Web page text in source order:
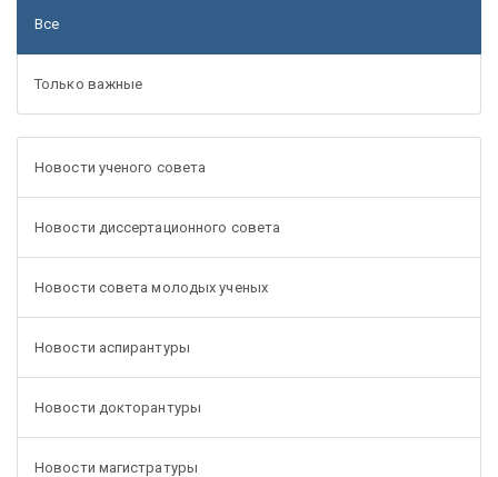
Все
Только важные
Новости ученого совета
Новости диссертационного совета
Новости совета молодых ученых
Новости аспирантуры
Новости докторантуры
Новости магистратуры